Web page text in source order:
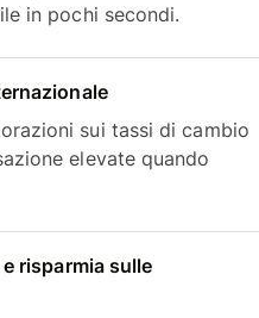
in pochi secondi.
sui tassi di cambio
elevate quando
risparmia sulle